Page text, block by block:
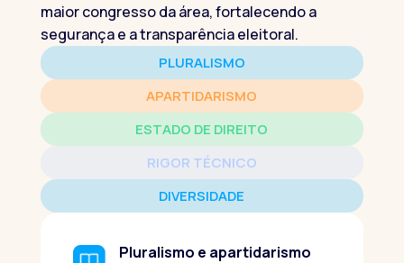
maior congresso da área, fortalecendo a
segurança e a transparência eleitoral.
PLURALISMO
APARTIDARISMO
ESTADO DE DIREITO
RIGOR TÉCNICO
DIVERSIDADE
Pluralismo e apartidarismo